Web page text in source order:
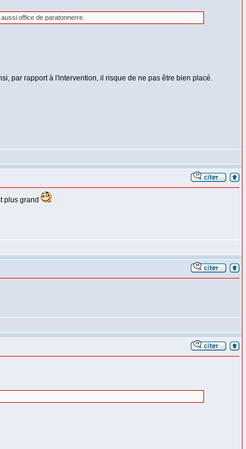
office de paratonnerre.
par rapport à l'intervention, il risque de ne pas être bien placé.
plus grand